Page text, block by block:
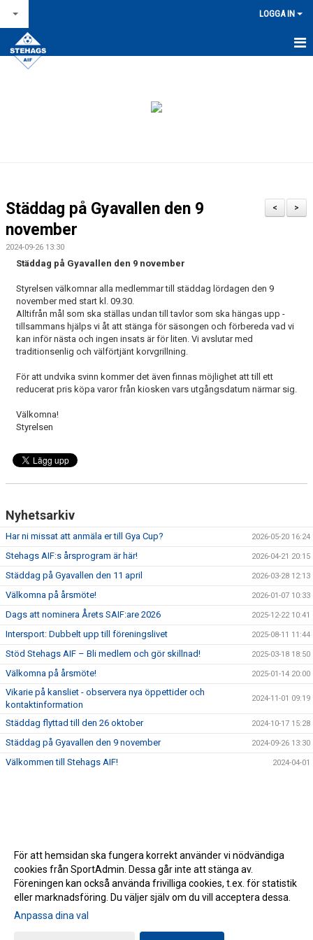
LOGGA IN
STARTSIDA
BILDGALLERI
FÖR LEDARE
FÖRSÄLJNINGAR / LAGKASSOR
>
<
Städdag på Gyavallen den 9
november
2024-09-26 13:30
Städdag på Gyavallen den 9 november
Styrelsen välkomnar alla medlemmar till städdag lördagen den 9
november med start kl. 09.30.
Alltifrån mål som ska ställas undan till tavlor som ska hängas upp -
tillsammans hjälps vi åt att stänga för säsongen och förbereda vad vi
kan inför nästa och ingen insats är för liten. Vi avslutar med
traditionsenlig och välförtjänt korvgrillning.
För att undvika svinn kommer det även finnas möjlighet att till ett
reducerat pris köpa varor från kiosken vars utgångsdatum närmar sig.
Välkomna!
Styrelsen
Nyhetsarkiv
Har ni missat att anmäla er till Gya Cup? 2026-05-20 16:24
Stehags AIF:s årsprogram är här! 2026-04-21 20:15
Städdag på Gyavallen den 11 april 2026-03-28 12:13
Välkomna på årsmöte! 2026-01-07 10:33
Dags att nominera Årets SAIF:are 2026 2025-12-22 10:41
Intersport: Dubbelt upp till föreningslivet 2025-08-11 11:44
Stöd Stehags AIF – Bli medlem och gör skillnad! 2025-03-18 18:50
Välkomna på årsmöte! 2025-01-14 20:00
Vikarie på kansliet - observera nya öppettider och
kontaktinformation
2024-11-01 09:19
Städdag flyttad till den 26 oktober 2024-10-17 15:28
Städdag på Gyavallen den 9 november 2024-09-26 13:30
Välkommen till Stehags AIF! 2024-04-01
Gå till Webbversion
För att hemsidan ska fungera korrekt använder vi nödvändiga
cookies från SportAdmin. Dessa går inte att stänga av.
Föreningen kan också använda frivilliga cookies, t.ex. för statistik
eller marknadsföring. Du väljer själv om du vill acceptera dessa.
Anpassa dina val